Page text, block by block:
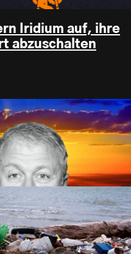
Iridium auf, ihre
abzuschalten